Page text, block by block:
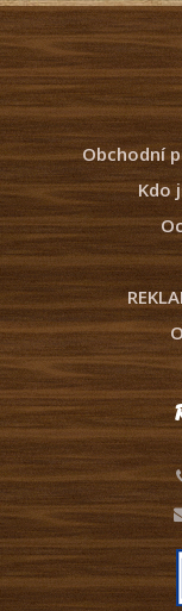
Obchodní
Kdo